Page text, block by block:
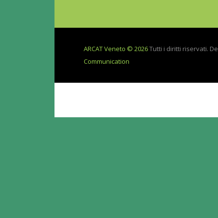
ARCAT Veneto © 2026Tutti i diritti riservati.
Communication